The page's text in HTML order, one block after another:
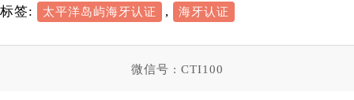
标签: 太平洋岛屿海牙认证 , 海牙认证
微信号 : CTI100